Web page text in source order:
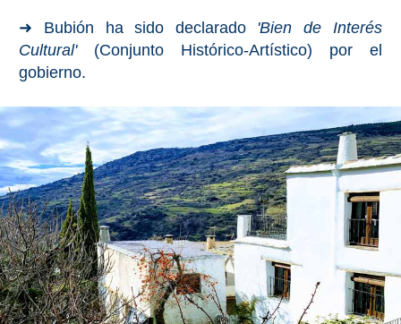
Setenil de
las Bodegas
Olvera
OTRAS
ZONAS
➜
Reserva de
Maro
Ardales
Álora
➜ Bubión ha sido declarado 'Bien de Interés
Cultural'(Conjunto Histórico-Artístico) por el
gobierno.